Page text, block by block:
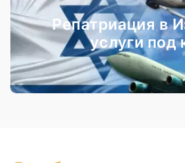
Репатриация в
услуги под